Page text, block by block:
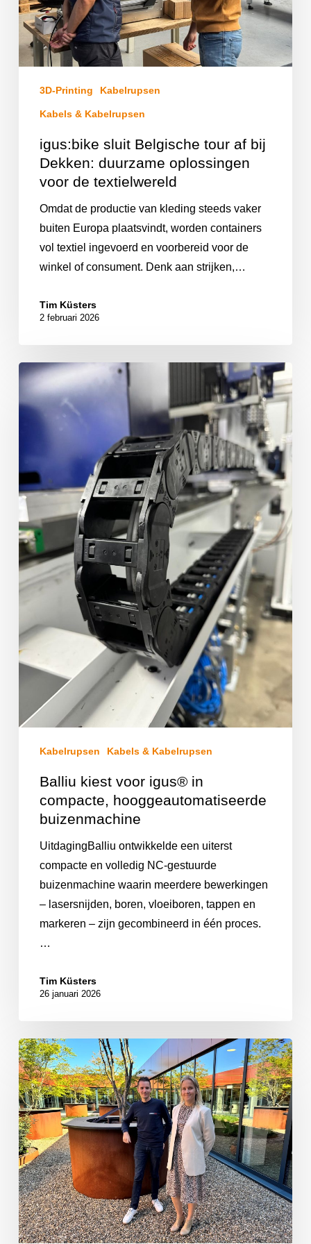
3D-Printing Kabelrupsen
Kabels & Kabelrupsen
igus:bike sluit Belgische tour af bij
Dekken: duurzame oplossingen
voor de textielwereld
Omdat de productie van kleding steeds vaker
buiten Europa plaatsvindt, worden containers
vol textiel ingevoerd en voorbereid voor de
winkel of consument. Denk aan strijken,…
Tim Küsters
2 februari 2026
Kabelrupsen Kabels & Kabelrupsen
Balliu kiest voor igus® in
compacte, hooggeautomatiseerde
buizenmachine
UitdagingBalliu ontwikkelde een uiterst
compacte en volledig NC-gestuurde
buizenmachine waarin meerdere bewerkingen
– lasersnijden, boren, vloeiboren, tappen en
markeren – zijn gecombineerd in één proces.
…
Tim Küsters
26 januari 2026